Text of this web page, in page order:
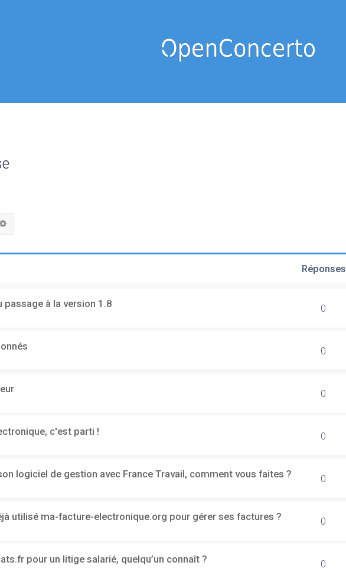
Réponses
passage à la version 1.8 0
0
0
c'est parti ! 0
logiciel de gestion avec France Travail, comment vous faites ? 0
utilisé ma-facture-electronique.org pour gérer ses factures ? 0
pour un litige salarié, quelqu’un connaît ? 0